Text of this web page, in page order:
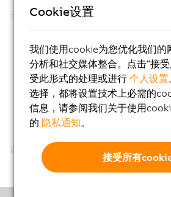
5MP7251.101P-000
返回列表
Cookie设置
我们使用cookie为您优化我们的
分析和社交媒体整合。点击“接
受此形式的处理或进行个人设置
选择，都将设置技术上必需的
信息，请参阅我们关于使用
的隐私通知。
接受所有